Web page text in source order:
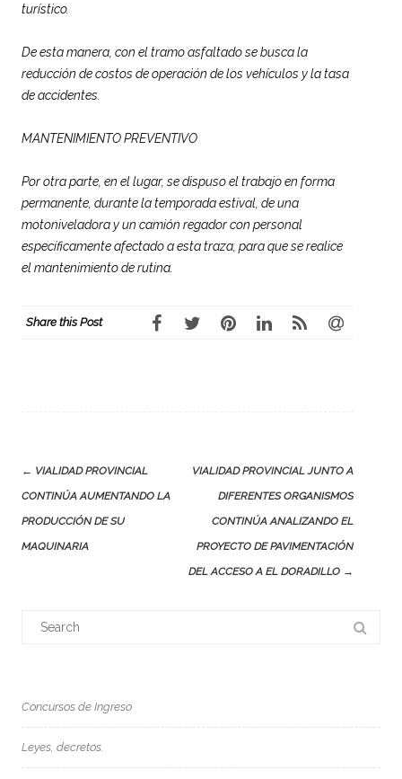
turístico.
De esta manera, con el tramo asfaltado se busca la
reducción de costos de operación de los vehículos y la tasa
de accidentes.
MANTENIMIENTO PREVENTIVO
Por otra parte, en el lugar, se dispuso el trabajo en forma
permanente, durante la temporada estival, de una
motoniveladora y un camión regador con personal
específicamente afectado a esta traza, para que se realice
el mantenimiento de rutina.
Share this Post
Post
navigation
← VIALIDAD PROVINCIAL
CONTINÚA AUMENTANDO LA
PRODUCCIÓN DE SU
MAQUINARIA
VIALIDAD PROVINCIAL JUNTO A
DIFERENTES ORGANISMOS
CONTINÚA ANALIZANDO EL
PROYECTO DE PAVIMENTACIÓN
DEL ACCESO A EL DORADILLO →
Concursos de Ingreso
Leyes, decretos.